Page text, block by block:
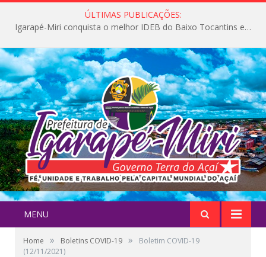
ÚLTIMAS PUBLICAÇÕES:
Igarapé-Miri conquista o melhor IDEB do Baixo Tocantins e avança na qualidade da educação pública
MENU
Home » Boletins COVID-19 »
Boletim COVID-19
(12/11/2021)